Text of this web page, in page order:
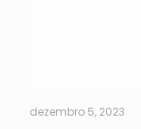
dezembro 5, 2023